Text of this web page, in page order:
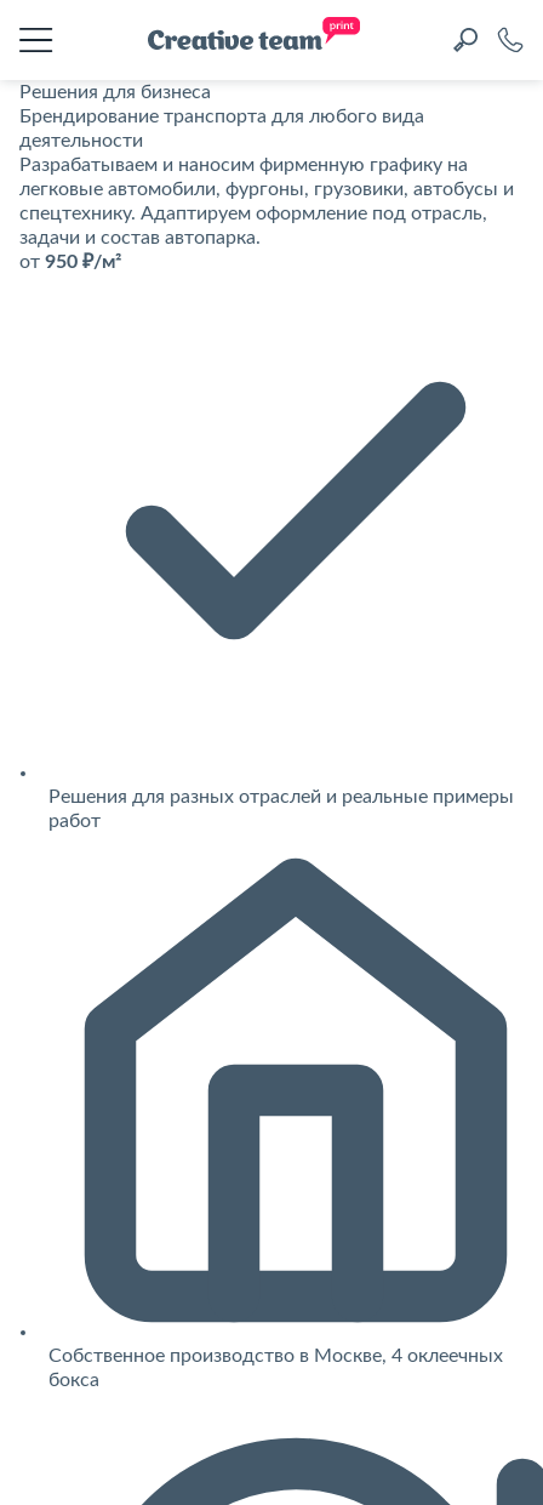
Решения для бизнеса
Брендирование транспорта для любого вида
деятельности
Разрабатываем и наносим фирменную графику на
легковые автомобили, фургоны, грузовики, автобусы и
спецтехнику. Адаптируем оформление под отрасль,
задачи и состав автопарка.
от 950 ₽/м²
Решения для разных отраслей и реальные примеры
работ
Собственное производство в Москве, 4 оклеечных
бокса